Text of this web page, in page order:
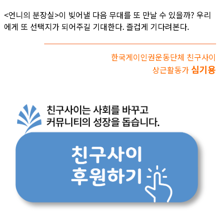
<언니의 분장실>이 빚어낼 다음 무대를 또 만날 수 있을까? 우리
에게 또 선택지가 되어주길 기대한다. 즐겁게 기다려본다.
한국게이인권운동단체 친구사이
상근활동가 심기용